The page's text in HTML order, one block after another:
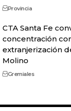
Provincia
CTA Santa Fe
concentración
extranjerización
Molino
Gremiales